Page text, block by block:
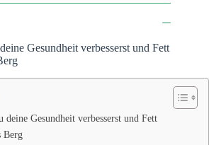
Gesundheit verbesserst und Fett
Gesundheit verbesserst und Fett
Berg